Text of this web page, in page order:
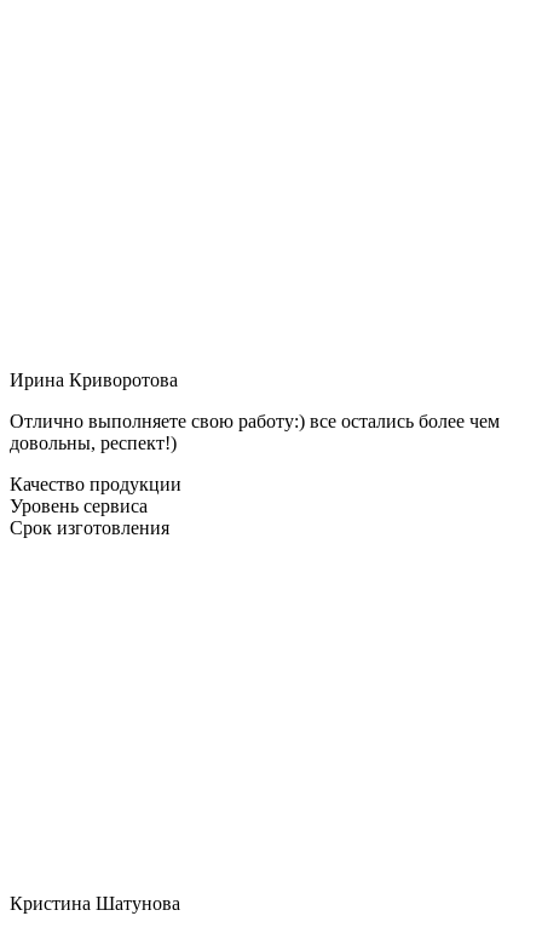
Ирина Криворотова
Отлично выполняете свою работу:) все остались более чем
довольны, респект!)
Качество продукции
Уровень сервиса
Срок изготовления
Кристина Шатунова